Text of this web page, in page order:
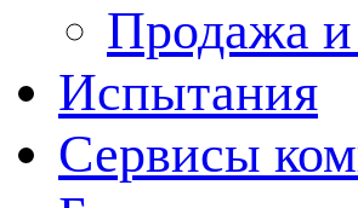
Продажа и
Испытания
Сервисы